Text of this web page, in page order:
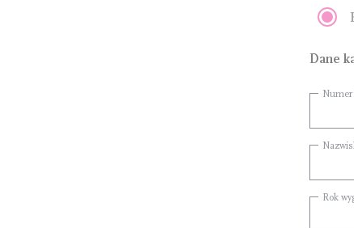
Dane
Numer
Rok